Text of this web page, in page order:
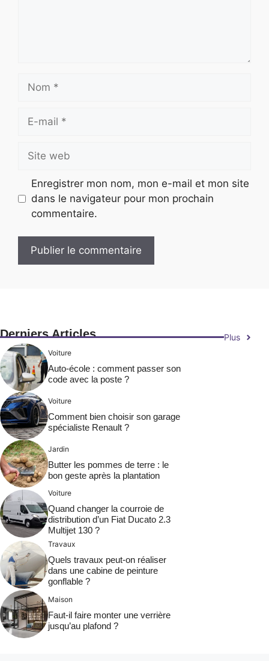
mail
web
Enregistrer mon nom, mon e-mail et mon site
dans le navigateur pour mon prochain
commentaire.
Derniers Articles Plus
Voiture
Auto-école : comment passer son
code avec la poste ?
Voiture
Comment bien choisir son garage
spécialiste Renault ?
Jardin
Butter les pommes de terre : le
bon geste après la plantation
Voiture
Quand changer la courroie de
distribution d’un Fiat Ducato 2.3
Multijet 130 ?
Travaux
Quels travaux peut-on réaliser
dans une cabine de peinture
gonflable ?
Maison
Faut-il faire monter une verrière
jusqu’au plafond ?